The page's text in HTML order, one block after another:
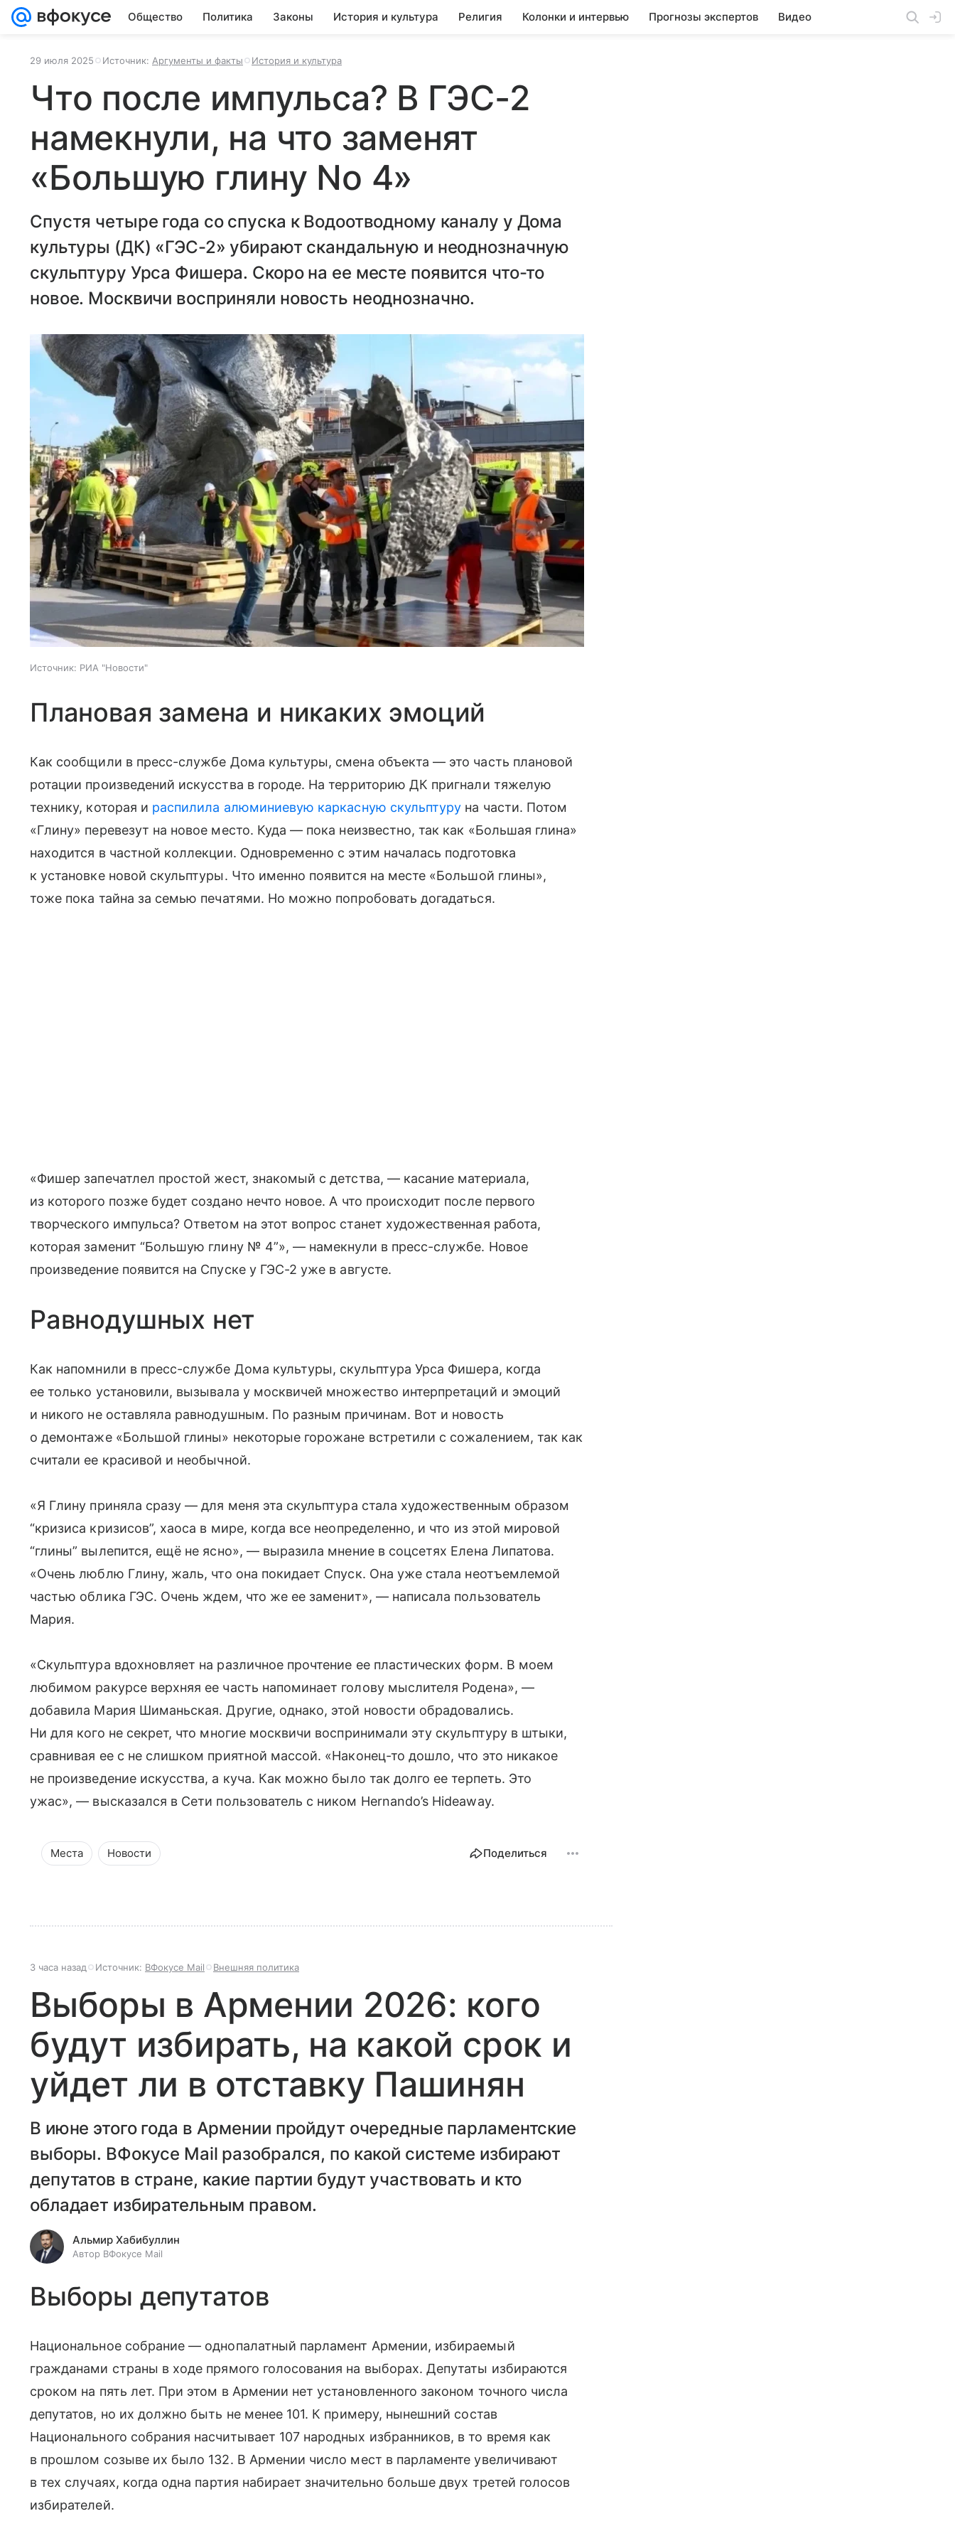
Общество Политика Законы История и культура Религия Колонки и интервью Прогнозы экспертов Видео
29 июля 2025 Источник: Аргументы и факты История и культура
Что после импульса? В ГЭС-2
намекнули, на что заменят
«Большую глину No 4»
Спустя четыре года со спуска к Водоотводному каналу у Дома
культуры (ДК) «ГЭС-2» убирают скандальную и неоднозначную
скульптуру Урса Фишера. Скоро на ее месте появится что-то
новое. Москвичи восприняли новость неоднозначно.
Источник: РИА "Новости"
Плановая замена и никаких эмоций
Как сообщили в пресс-службе Дома культуры, смена объекта — это часть плановой
ротации произведений искусства в городе. На территорию ДК пригнали тяжелую
технику, которая и распилила алюминиевую каркасную скульптуру на части. Потом
«Глину» перевезут на новое место. Куда — пока неизвестно, так как «Большая глина»
находится в частной коллекции. Одновременно с этим началась подготовка
к установке новой скульптуры. Что именно появится на месте «Большой глины»,
тоже пока тайна за семью печатями. Но можно попробовать догадаться.
«Фишер запечатлел простой жест, знакомый с детства, — касание материала,
из которого позже будет создано нечто новое. А что происходит после первого
творческого импульса? Ответом на этот вопрос станет художественная работа,
которая заменит “Большую глину № 4”», — намекнули в пресс-службе. Новое
произведение появится на Спуске у ГЭС-2 уже в августе.
Равнодушных нет
Как напомнили в пресс-службе Дома культуры, скульптура Урса Фишера, когда
ее только установили, вызывала у москвичей множество интерпретаций и эмоций
и никого не оставляла равнодушным. По разным причинам. Вот и новость
о демонтаже «Большой глины» некоторые горожане встретили с сожалением, так как
считали ее красивой и необычной.
«Я Глину приняла сразу — для меня эта скульптура стала художественным образом
“кризиса кризисов”, хаоса в мире, когда все неопределенно, и что из этой мировой
“глины” вылепится, ещё не ясно», — выразила мнение в соцсетях Елена Липатова.
«Очень люблю Глину, жаль, что она покидает Спуск. Она уже стала неотъемлемой
частью облика ГЭС. Очень ждем, что же ее заменит», — написала пользователь
Мария.
«Скульптура вдохновляет на различное прочтение ее пластических форм. В моем
любимом ракурсе верхняя ее часть напоминает голову мыслителя Родена», —
добавила Мария Шиманьская. Другие, однако, этой новости обрадовались.
Ни для кого не секрет, что многие москвичи воспринимали эту скульптуру в штыки,
сравнивая ее с не слишком приятной массой. «Наконец-то дошло, что это никакое
не произведение искусства, а куча. Как можно было так долго ее терпеть. Это
ужас», — высказался в Сети пользователь с ником Hernando’s Hideaway.
Места Новости Поделиться
3 часа назад Источник: ВФокусе Mail Внешняя политика
Выборы в Армении 2026: кого
будут избирать, на какой срок и
уйдет ли в отставку Пашинян
В июне этого года в Армении пройдут очередные парламентские
выборы. ВФокусе Mail разобрался, по какой системе избирают
депутатов в стране, какие партии будут участвовать и кто
обладает избирательным правом.
Альмир Хабибуллин
Автор ВФокусе Mail
Выборы депутатов
Национальное собрание — однопалатный парламент Армении, избираемый
гражданами страны в ходе прямого голосования на выборах. Депутаты избираются
сроком на пять лет. При этом в Армении нет установленного законом точного числа
депутатов, но их должно быть не менее 101. К примеру, нынешний состав
Национального собрания насчитывает 107 народных избранников, в то время как
в прошлом созыве их было 132. В Армении число мест в парламенте увеличивают
в тех случаях, когда одна партия набирает значительно больше двух третей голосов
избирателей.